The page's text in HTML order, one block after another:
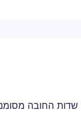
שדות החובה